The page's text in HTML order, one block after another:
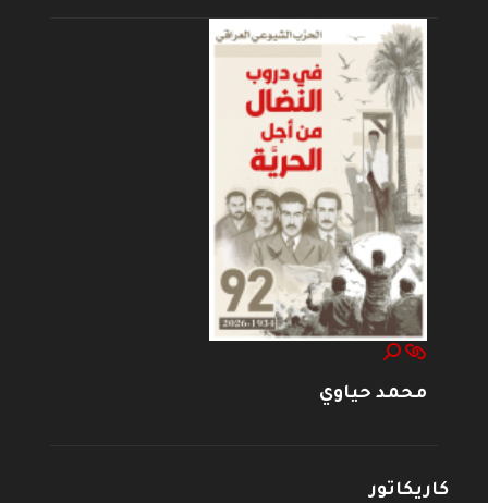
محمد حياوي
كاريكاتور